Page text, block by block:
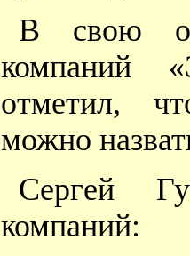
В свою
компаний
отметил,
можно
Сергей
компаний: